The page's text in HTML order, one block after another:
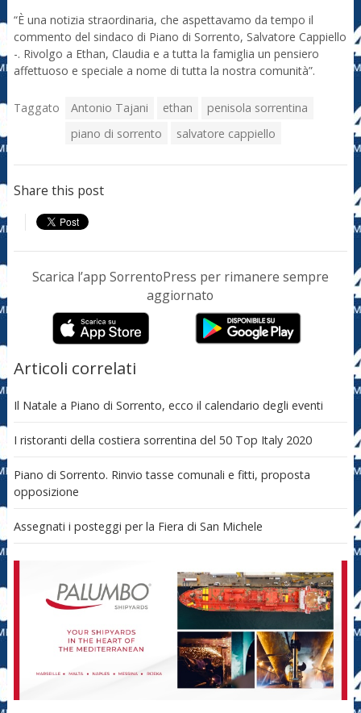
“È una notizia straordinaria, che aspettavamo da tempo il
commento del sindaco di Piano di Sorrento, Salvatore Cappiello
-. Rivolgo a Ethan, Claudia e a tutta la famiglia un pensiero
affettuoso e speciale a nome di tutta la nostra comunità”.
Taggato Antonio Tajani ethan
penisola sorrentina
piano di sorrento
salvatore cappiello
Share this post
Scarica l’app SorrentoPress per rimanere sempre
aggiornato
Articoli correlati
Il Natale a Piano di Sorrento, ecco il calendario degli eventi
I ristoranti della costiera sorrentina del 50 Top Italy 2020
Piano di Sorrento. Rinvio tasse comunali e fitti, proposta
opposizione
Assegnati i posteggi per la Fiera di San Michele